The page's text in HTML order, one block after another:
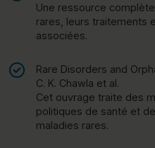
Une ressource
rares, leurs traitements
associées.
Rare Disorders and
C. K. Chawla et al.
Cet ouvrage traite des
politiques de santé et
maladies rares.